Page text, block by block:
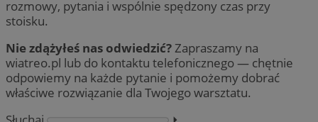
rozmowy, pytania i wspólnie spędzony czas przy
stoisku.
Nie zdążyłeś nas odwiedzić?Zapraszamy na
wiatreo.pl lub do kontaktu telefonicznego — chętnie
odpowiemy na każde pytanie i pomożemy dobrać
właściwe rozwiązanie dla Twojego warsztatu.